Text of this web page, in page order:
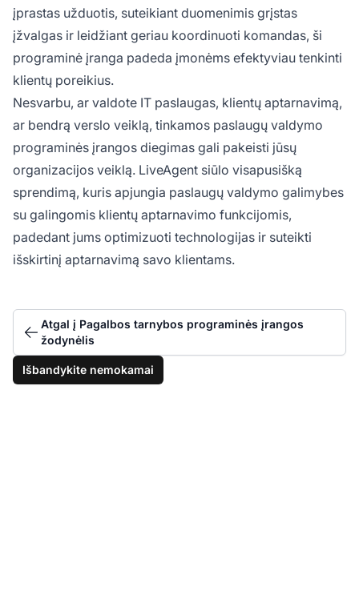
įprastas užduotis, suteikiant duomenimis grįstas
įžvalgas ir leidžiant geriau koordinuoti komandas, ši
programinė įranga padeda įmonėms efektyviau tenkinti
klientų poreikius.
Nesvarbu, ar valdote IT paslaugas, klientų aptarnavimą,
ar bendrą verslo veiklą, tinkamos paslaugų valdymo
programinės įrangos diegimas gali pakeisti jūsų
organizacijos veiklą. LiveAgent siūlo visapusišką
sprendimą, kuris apjungia paslaugų valdymo galimybes
su galingomis klientų aptarnavimo funkcijomis,
padedant jums optimizuoti technologijas ir suteikti
išskirtinį aptarnavimą savo klientams.
Atgal į Pagalbos tarnybos programinės įrangos
žodynėlis
Išbandykite nemokamai